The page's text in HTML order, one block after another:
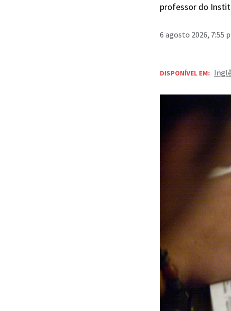
professor do
6 agosto 2026, 7:55
DISPONÍVEL EM: